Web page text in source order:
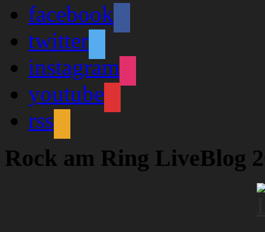
facebook
twitter
instagram
youtube
rss
Rock am Ring LiveBlog